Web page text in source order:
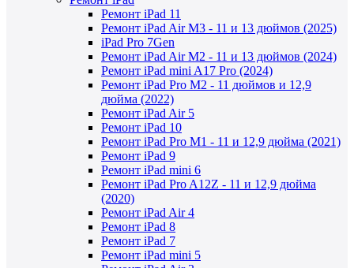
Ремонт iPad 11
Ремонт iPad Air M3 - 11 и 13 дюймов (2025)
iPad Pro 7Gen
Ремонт iPad Air M2 - 11 и 13 дюймов (2024)
Ремонт iPad mini A17 Pro (2024)
Ремонт iPad Pro M2 - 11 дюймов и 12,9
дюйма (2022)
Ремонт iPad Air 5
Ремонт iPad 10
Ремонт iPad Pro M1 - 11 и 12,9 дюйма (2021)
Ремонт iPad 9
Ремонт iPad mini 6
Ремонт iPad Pro A12Z - 11 и 12,9 дюйма
(2020)
Ремонт iPad Air 4
Ремонт iPad 8
Ремонт iPad 7
Ремонт iPad mini 5